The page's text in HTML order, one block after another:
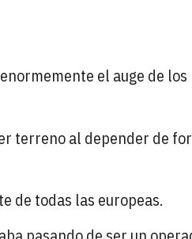
el auge de los
terreno al depender de
de todas las europeas.